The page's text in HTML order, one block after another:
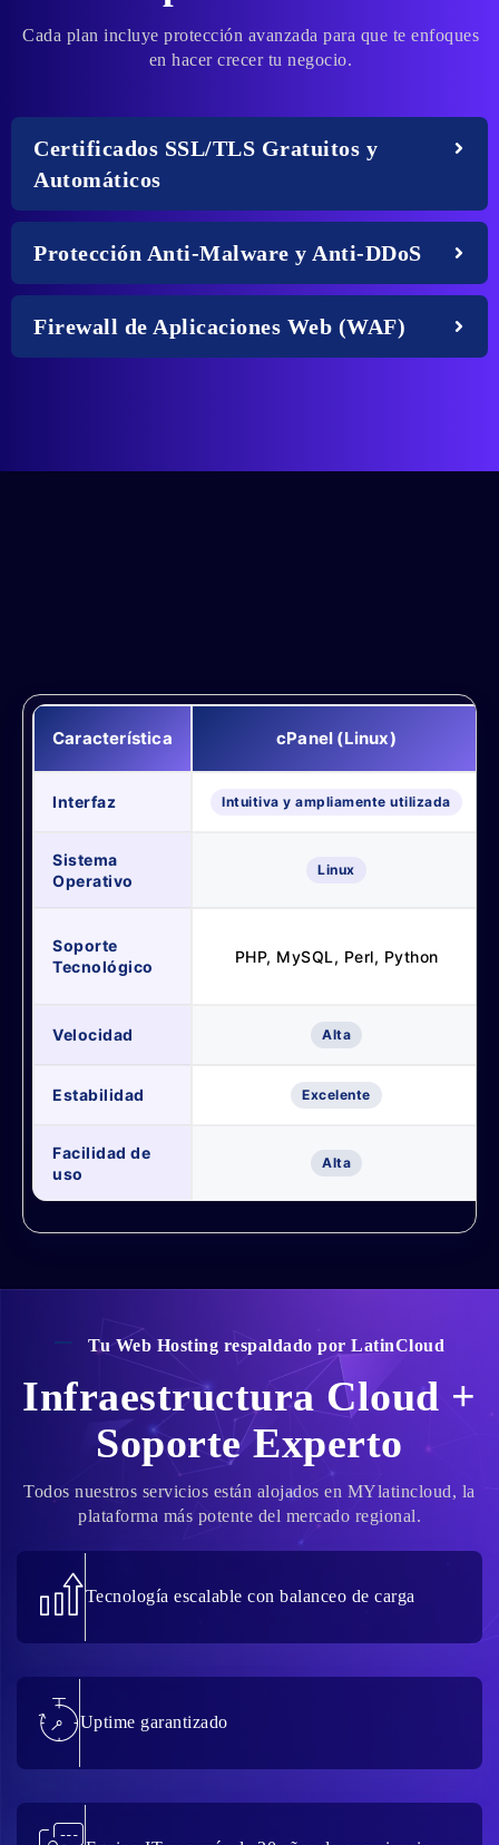
Cada plan incluye protección avanzada para que te enfoques
en hacer crecer tu negocio.
Certificados SSL/TLS Gratuitos y
Automáticos
Protección Anti-Malware y Anti-DDoS
Firewall de Aplicaciones Web (WAF)
Característica cPanel (Linux)
Interfaz Intuitiva y ampliamente utilizada
Sistema
Operativo
Linux
Soporte
Tecnológico
PHP, MySQL, Perl, Python
Velocidad Alta
Estabilidad Excelente
Facilidad de
uso
Alta
Tu Web Hosting respaldado por LatinCloud
Infraestructura Cloud +
Soporte Experto
Todos nuestros servicios están alojados en MYlatincloud, la
plataforma más potente del mercado regional.
Tecnología escalable con balanceo de carga
Uptime garantizado